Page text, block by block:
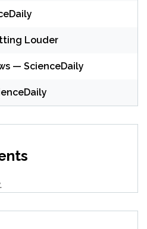
Louder
— ScienceDaily